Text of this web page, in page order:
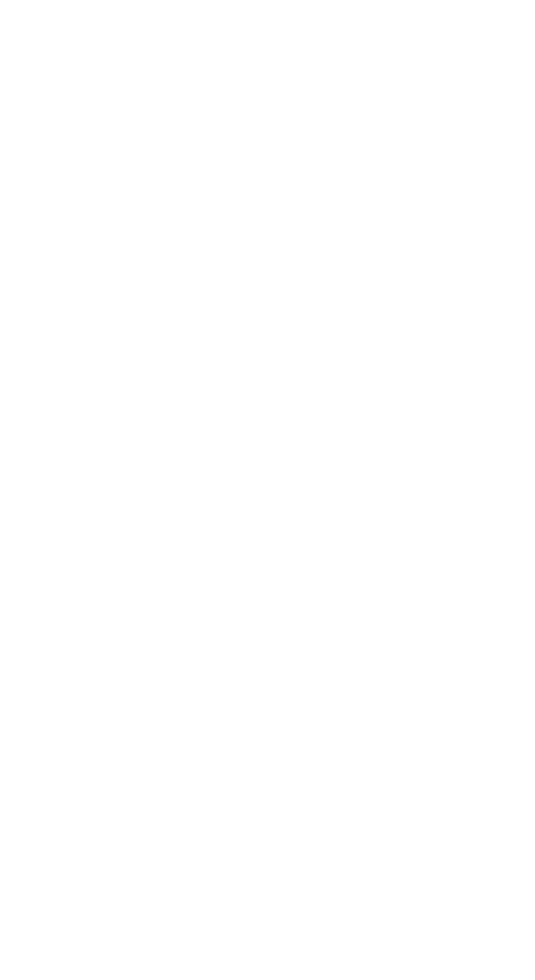
了承ください。
き作成されるも
をご了承くださ
御機器販売店・
ようお願いしま
にご登録され
社の共同利用者
です。
ありません。
です。
ず変更すること
1000ppm以下、
下、フタル酸ジブチ
) : 1000ppm、
ない年数を意
要な手段を講じ
これらの製造装
ムロン制御